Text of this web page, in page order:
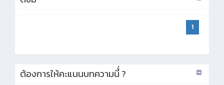
1
ต้องการให้คะแนนบทความนี้่ ?